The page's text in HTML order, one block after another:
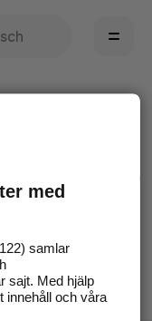
avhjälpa det.
och försök igen
med
samlar
sajt. Med hjälp
innehåll och våra